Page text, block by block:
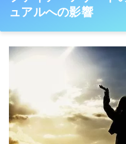
ュアルへの影響